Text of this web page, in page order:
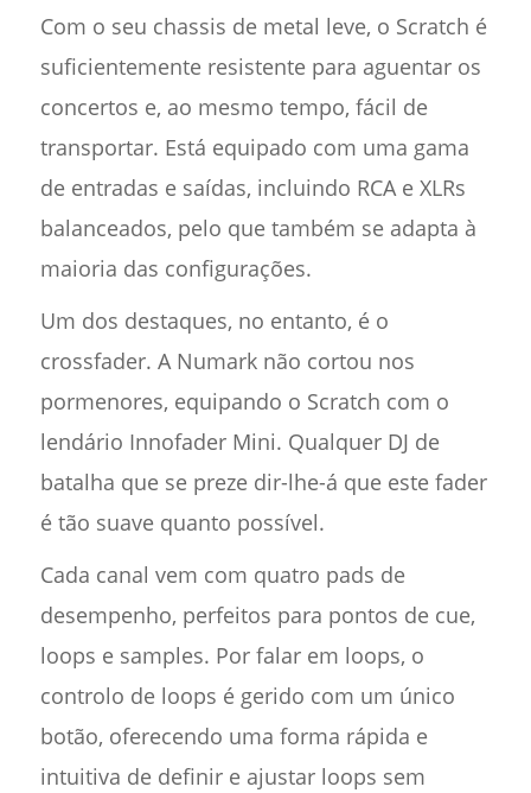
Com o seu chassis de metal leve, o Scratch é
suficientemente resistente para aguentar os
concertos e, ao mesmo tempo, fácil de
transportar. Está equipado com uma gama
de entradas e saídas, incluindo RCA e XLRs
balanceados, pelo que também se adapta à
maioria das configurações.
Um dos destaques, no entanto, é o
crossfader. A Numark não cortou nos
pormenores, equipando o Scratch com o
lendário Innofader Mini. Qualquer DJ de
batalha que se preze dir-lhe-á que este fader
é tão suave quanto possível.
Cada canal vem com quatro pads de
desempenho, perfeitos para pontos de cue,
loops e samples. Por falar em loops, o
controlo de loops é gerido com um único
botão, oferecendo uma forma rápida e
intuitiva de definir e ajustar loops sem